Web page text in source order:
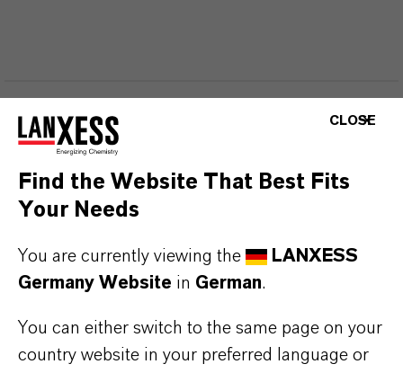
DARUMLANXESS!
Als führendes Spezialchemieunternehmen bieten
wir weit mehr als nur hochwertige Produkte: Wir
stehen für Zuverlässigkeit, Innovationskraft und
partnerschaftliches Denken. Im Mittelpunkt
Kunden. Unsere Kunden profitieren von
maßgeschneiderten Lösungen, globaler Präsenz
CLOSE
Find the Website That Best Fits
Your Needs
You are currently viewing the
LANXESS
Germany Website in German.
You can either switch to the same page on your
country website in your preferred language or